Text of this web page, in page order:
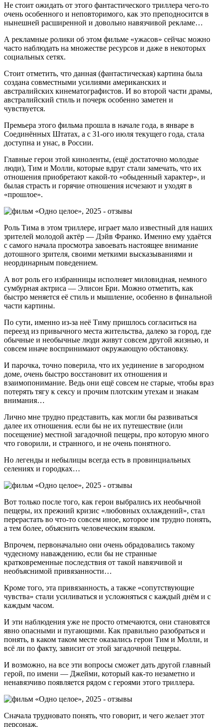
Не стоит ожидать от этого фантастического триллера чего-то
очень особенного и неповторимого, как это преподносится в
нынешней расширенной и довольно навязчивой рекламе…
А рекламные ролики об этом фильме «ужасов» сейчас можно
часто наблюдать на множестве ресурсов и даже в некоторых
социальных сетях.
Стоит отметить, что данная (фантастическая) картина была
создана совместными усилиями американских и
австралийских кинематографистов. И во второй части драмы,
австралийский стиль и почерк особенно заметен и
чувствуется.
Премьера этого фильма прошла в начале года, в январе в
Соединённых Штатах, а с 31-ого июля текущего года, стала
доступна и унас, в России.
Главные герои этой киноленты, (ещё достаточно молодые
люди), Тим и Молли, которые вдруг стали замечать, что их
отношения приобретают какой-то «обыденный характер», и
былая страсть и горячие отношения исчезают и уходят в
«прошлое».
Роль Тима в этом триллере, играет мало известный для наших
зрителей молодой актёр — Дэйв Франко. Именно ему удаётся
с самого начала просмотра завоевать настоящее внимание
дотошного зрителя, своими меткими высказываниями и
неординарным поведением.
А вот роль его избранницы исполняет миловидная, немного
сумбурная актриса — Элисон Бри. Можно отметить, как
быстро меняется её стиль и мышление, особенно в финальной
части картины.
По сути, именно из-за неё Тиму пришлось согласиться на
переезд из привычного места жительства, далеко за город, где
обычные и необычные люди живут совсем другой жизнью, и
совсем иначе воспринимают окружающую обстановку.
И парочка, точно поверила, что их уединение в загородном
доме, очень быстро восстановит их отношения и
взаимопонимание. Ведь они ещё совсем не старые, чтобы враз
потерять тягу к сексу и прочим плотским утехам и знакам
внимания…
Лично мне трудно представить, как могли бы развиваться
далее их отношения. если бы не их путешествие (или
посещение) местной загадочной пещеры, про которую много
что говорили, и странного, и не очень понятного.
Но легенды и небылицы всегда есть в провинциальных
селениях и городках…
Вот только после того, как герои выбрались их необычной
пещеры, их прежний кризис «любовных охлаждений», стал
перерастать во что-то совсем иное, которое им трудно понять,
а тем более, объяснить человеческим языком.
Впрочем, первоначально они очень обрадовались такому
чудесному наваждению, если бы не странные
кратковременные последствия от такой навязчивой и
необъяснимой привязанности…
Кроме того, эта привязанность, а также «сопутствующие
чувства» стали усиливаться и усложняться с каждый днём и с
каждым часом.
И эти наблюдения уже не просто отмечаются, они становятся
явно опасными и пугающими. Как правильно разобраться и
понять, в каком таком месте оказались герои Тим и Молли, и
всё ли по факту, зависит от этой загадочной пещеры.
И возможно, на все эти вопросы сможет дать другой главный
герой, по имени — Джейми, который как-то незаметно и
ненавязчиво появляется рядом с героями этого триллера.
Сначала трудновато понять, что говорит, и чего желает этот
персонаж.